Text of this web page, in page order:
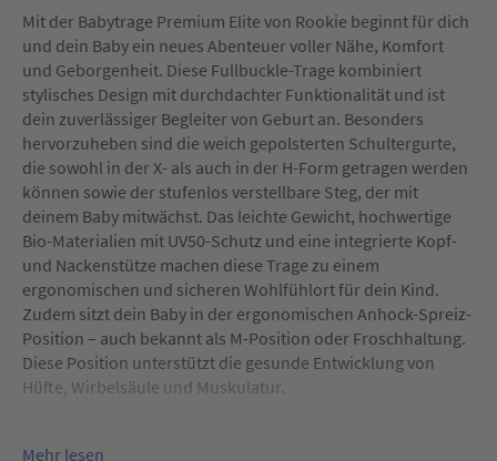
Mit der Babytrage Premium Elite von Rookie beginnt für dich
und dein Baby ein neues Abenteuer voller Nähe, Komfort
und Geborgenheit. Diese Fullbuckle-Trage kombiniert
stylisches Design mit durchdachter Funktionalität und ist
dein zuverlässiger Begleiter von Geburt an. Besonders
hervorzuheben sind die weich gepolsterten Schultergurte,
die sowohl in der X- als auch in der H-Form getragen werden
können sowie der stufenlos verstellbare Steg, der mit
deinem Baby mitwächst. Das leichte Gewicht, hochwertige
Bio-Materialien mit UV50-Schutz und eine integrierte Kopf-
und Nackenstütze machen diese Trage zu einem
ergonomischen und sicheren Wohlfühlort für dein Kind.
Zudem sitzt dein Baby in der ergonomischen Anhock-Spreiz-
Position – auch bekannt als M-Position oder Froschhaltung.
Diese Position unterstützt die gesunde Entwicklung von
Hüfte, Wirbelsäule und Muskulatur.
mehrere Tragemöglichkeiten – du kannst dein Baby sowohl
Mehr lesen